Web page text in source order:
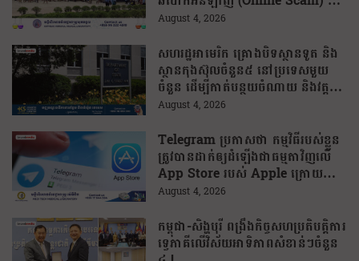
ថ្នូរនឹងការជួយរត់ចូលប្រទេសថៃ!
August 4, 2026
សហរដ្ឋអាមេរិក គ្រោងបិទស្ថានទូត និង
ស្ថានកុងស៊ុលចំនួន៥ នៅប្រទេសមួយ
ចំនួន ដើម្បីកាត់បន្ថយចំណាយ និងវត្ត
មានការទូតដែលគ្មានប្រសិទ្ធភាព
August 4, 2026
Telegram ប្រកាសថា កម្មវិធីរបស់ខ្លួន
ត្រូវបានដាក់ឲ្យដំឡើងជាធម្មតាវិញលើ
App Store របស់ Apple ក្រោយបាត់
ខ្លួនដោយគ្មានការបញ្ជាក់ពីមូលហេតុ
August 4, 2026
កម្ពុជា-សិង្ហបុរី ពង្រឹងកិច្ចសហប្រតិបត្តិការ
ទ្វេភាគីលើវិស័យអាទិភាពសំខាន់ៗចំនួន